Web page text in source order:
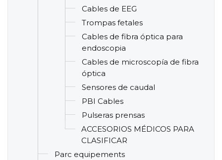
Cables de EEG
Trompas fetales
Cables de fibra óptica para
endoscopia
Cables de microscopía de fibra
óptica
Sensores de caudal
PBI Cables
Pulseras prensas
ACCESORIOS MÉDICOS PARA
CLASIFICAR
Parc equipements